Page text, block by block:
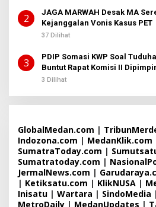
2
JAGA MARWAH Desak MA
Kejanggalan Vonis Kasus PET
37 Dilihat
3
PDIP Somasi KWP Soal
Buntut Rapat Komisi II
3 Dilihat
GlobalMedan.com |
Indozona.com | MedanKlik.com
SumatraToday.com |
Sumatratoday.com |
JermalNews.com |
| Ketiksatu.com | KlikNUSA |
Inisatu | Wartara | SindoMedia |
MetroDaily | MedanUpdates |